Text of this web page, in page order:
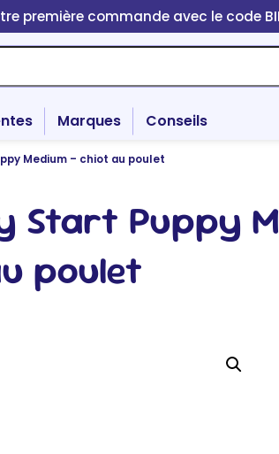
première commande avec le code
Marques Conseils
Medium – chiot au poulet
Start Puppy
poulet